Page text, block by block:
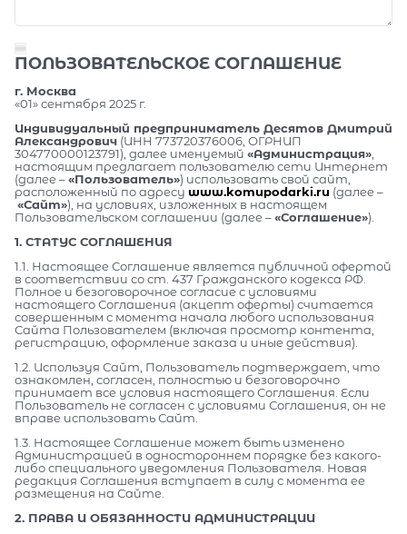
ПОЛЬЗОВАТЕЛЬСКОЕ СОГЛАШЕНИЕ
г. Москва
«01» сентября 2025 г.
Индивидуальный предприниматель Десятов Дмитрий
Александрович (ИНН 773720376006, ОГРНИП
304770000123791), далее именуемый «Администрация»,
настоящим предлагает пользователю сети Интернет
(далее –«Пользователь») использовать свой сайт,
расположенный по адресу www.komupodarki.ru (далее –
«Сайт»), на условиях, изложенных в настоящем
Пользовательском соглашении (далее –«Соглашение»).
1. СТАТУС СОГЛАШЕНИЯ
1.1. Настоящее Соглашение является публичной офертой
в соответствии со ст. 437 Гражданского кодекса РФ.
Полное и безоговорочное согласие с условиями
настоящего Соглашения (акцепт оферты) считается
совершенным с момента начала любого использования
Сайта Пользователем (включая просмотр контента,
регистрацию, оформление заказа и иные действия).
1.2. Используя Сайт, Пользователь подтверждает, что
ознакомлен, согласен, полностью и безоговорочно
принимает все условия настоящего Соглашения. Если
Пользователь не согласен с условиями Соглашения, он не
вправе использовать Сайт.
1.3. Настоящее Соглашение может быть изменено
Администрацией в одностороннем порядке без какого-
либо специального уведомления Пользователя. Новая
редакция Соглашения вступает в силу с момента ее
размещения на Сайте.
2. ПРАВА И ОБЯЗАННОСТИ АДМИНИСТРАЦИИ